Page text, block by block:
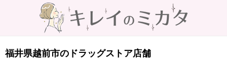
福井県越前市のドラッグストア店舗